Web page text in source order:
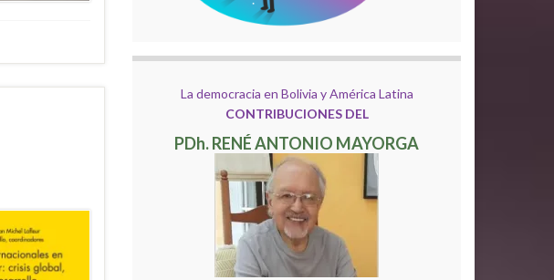
La democracia en Bolivia y América Latina
CONTRIBUCIONES DEL
PDh. RENÉ ANTONIO MAYORGA